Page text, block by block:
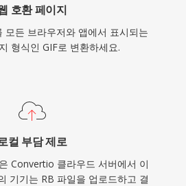
호환 페이지
모든 브라우저와 앱에서 표시되는
형식인 GIF로 변환하세요.
컬 부담 제로
Convertio 클라우드 서버에서 이
기기는 RB 파일을 업로드하고 결